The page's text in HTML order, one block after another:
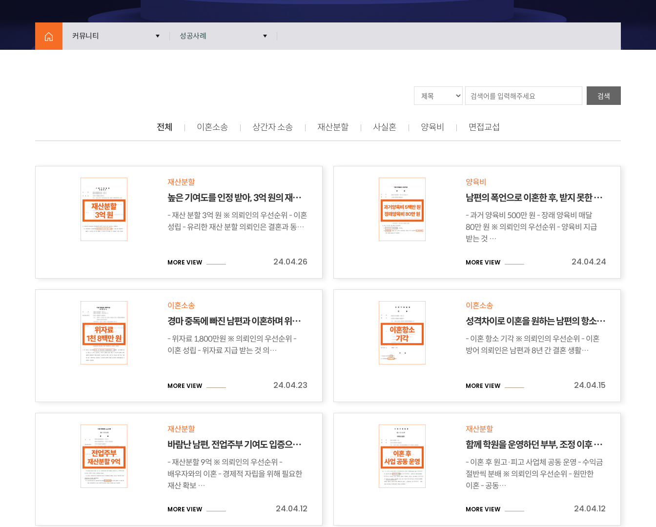
커뮤니티 성공사례
검색
전체 이혼소송 상간자 소송 재산분할 사실혼 양육비 면접교섭
재산분할
높은 기여도를 인정 받아, 3억 원의 재산 분할을 받은 전업주부 의뢰인의 사연
- 재산 분할 3억 원 ※ 의뢰인의 우선순위 - 이혼
성립 - 유리한 재산 분할 의뢰인은 결혼과 동…
MORE VIEW 24.04.26
양육비
남편의 폭언으로 이혼한 후, 받지 못한 과거 양육비와 미래 양육비까지 받아낸 의뢰인 사연
- 과거 양육비 500만 원 - 장래 양육비 매달
80만 원 ※ 의뢰인의 우선순위 - 양육비 지급
받는 것 …
MORE VIEW 24.04.24
이혼소송
경마 중독에 빠진 남편과 이혼하며 위자료 받아낸 의뢰인 사연
- 위자료 1,800만원 ※ 의뢰인의 우선순위 -
이혼 성립 - 위자료 지급 받는 것 의…
MORE VIEW 24.04.23
이혼소송
성격차이로 이혼을 원하는 남편의 항소를 기각한 의뢰인 사연
- 이혼 항소 기각 ※ 의뢰인의 우선순위 - 이혼
방어 의뢰인은 남편과 8년 간 결혼 생활…
MORE VIEW 24.04.15
재산분할
바람난 남편, 전업주부 기여도 입증으로 재산분할 9억 받아낸 의뢰인 사연
- 재산분할 9억 ※ 의뢰인의 우선순위 -
배우자와의 이혼 - 경제적 자립을 위해 필요한
재산 확보 …
MORE VIEW 24.04.12
재산분할
함께 학원을 운영하던 부부, 조정 이후 공동 운영하며 수익금 나눠 갖게 된 사연
- 이혼 후 원고·피고 사업체 공동 운영 - 수익금
절반씩 분배 ※ 의뢰인의 우선순위 - 원만한
이혼 - 공동…
MORE VIEW 24.04.12